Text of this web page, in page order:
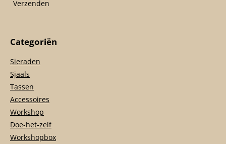
Verzenden
Categoriën
Sieraden
Sjaals
Tassen
Accessoires
Workshop
Doe-het-zelf
Workshopbox